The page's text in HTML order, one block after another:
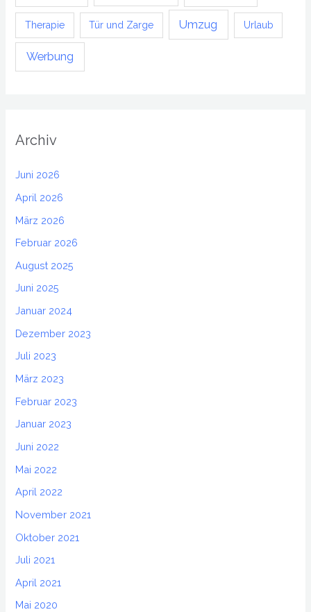
Therapie Tür und Zarge Umzug Urlaub
Werbung
Archiv
Juni 2026
April 2026
März 2026
Februar 2026
August 2025
Juni 2025
Januar 2024
Dezember 2023
Juli 2023
März 2023
Februar 2023
Januar 2023
Juni 2022
Mai 2022
April 2022
November 2021
Oktober 2021
Juli 2021
April 2021
Mai 2020